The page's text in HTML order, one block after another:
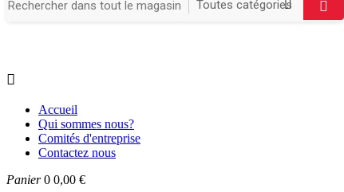

Accueil
Qui sommes nous?
Comités d'entreprise
Contactez nous
Panier 0 0,00 €